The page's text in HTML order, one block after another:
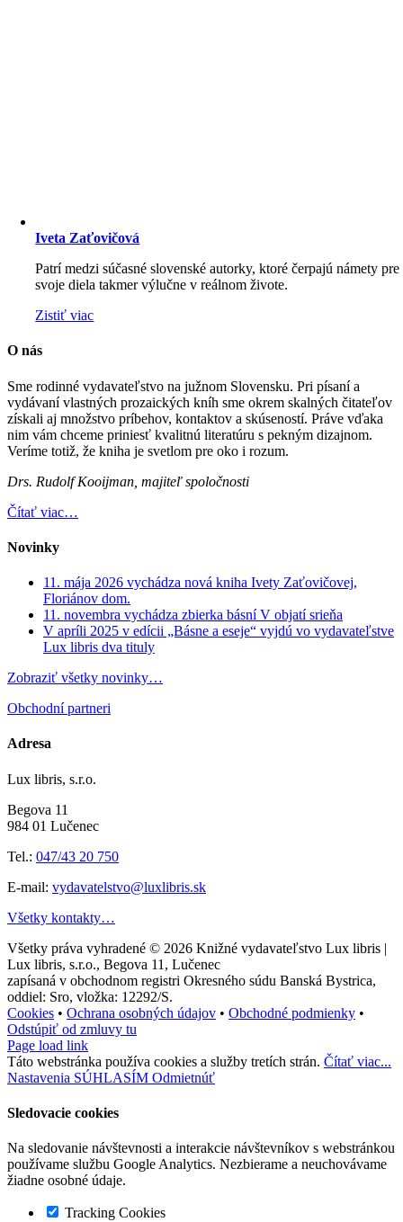
Iveta Zaťovičová
Patrí medzi súčasné slovenské autorky, ktoré čerpajú námety pre
svoje diela takmer výlučne v reálnom živote.
Zistiť viac
O nás
Sme rodinné vydavateľstvo na južnom Slovensku. Pri písaní a
vydávaní vlastných prozaických kníh sme okrem skalných čitateľov
získali aj množstvo príbehov, kontaktov a skúseností. Práve vďaka
nim vám chceme priniesť kvalitnú literatúru s pekným dizajnom.
Veríme totiž, že kniha je svetlom pre oko i rozum.
Drs. Rudolf Kooijman, majiteľ spoločnosti
Čítať viac…
Novinky
11. mája 2026 vychádza nová kniha Ivety Zaťovičovej,
Floriánov dom.
11. novembra vychádza zbierka básní V objatí srieňa
V apríli 2025 v edícii „Básne a eseje“ vyjdú vo vydavateľstve
Lux libris dva tituly
Zobraziť všetky novinky…
Obchodní partneri
Adresa
Lux libris, s.r.o.
Begova 11
984 01 Lučenec
Tel.: 047/43 20 750
E-mail: vydavatelstvo@luxlibris.sk
Všetky kontakty…
Všetky práva vyhradené © 2026 Knižné vydavateľstvo Lux libris |
Lux libris, s.r.o., Begova 11, Lučenec
zapísaná v obchodnom registri Okresného súdu Banská Bystrica,
oddiel: Sro, vložka: 12292/S.
Cookies • Ochrana osobných údajov • Obchodné podmienky •
Odstúpiť od zmluvy tu
Page load link
Táto webstránka používa cookies a služby tretích strán. Čítať viac...
Nastavenia SÚHLASÍM Odmietnúť
Sledovacie cookies
Na sledovanie návštevnosti a interakcie návštevníkov s webstránkou
používame službu Google Analytics. Nezbierame a neuchovávame
žiadne osobné údaje.
Tracking Cookies